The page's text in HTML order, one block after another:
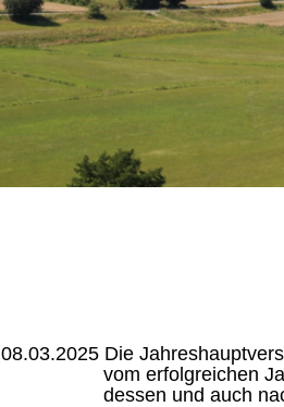
08.03.2025 Die
vom erfolgreichen
dessen und auch